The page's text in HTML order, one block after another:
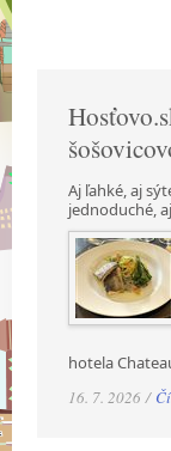
Aj ľahké, aj
jednoduché,
hotela
16. 7. 2026 /